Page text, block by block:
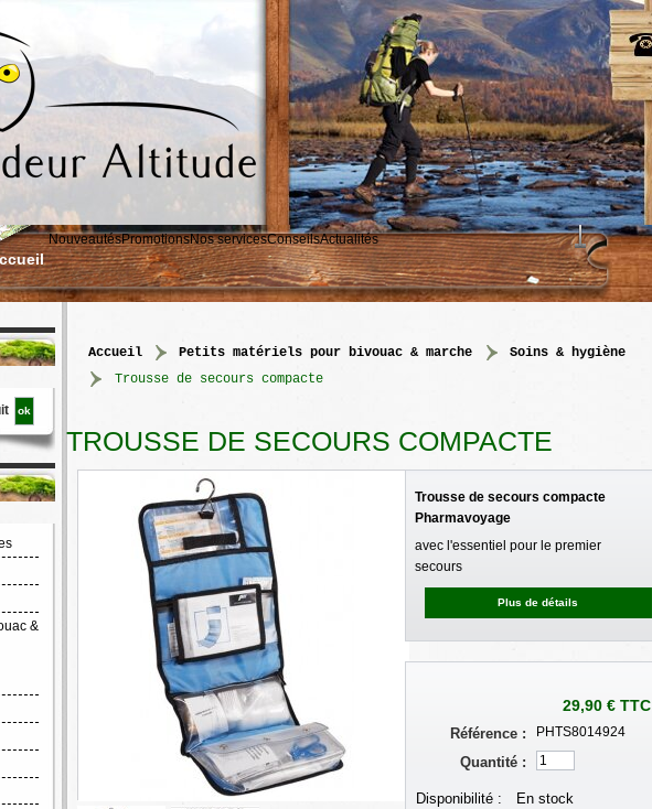
NouveautésPromotionsNos servicesConseilsActualités
&
accueil > petits matériels pour bivouac & marche >
soins & hygiène
>
Trousse de secours compacte
TROUSSE DE SECOURS COMPACTE
Trousse de secours compacte
Pharmavoyage
avec l'essentiel pour le premier
secours
Plus de détails
29,90 €TTC
Référence : PHTS8014924
Quantité :
Disponibilité : En stock